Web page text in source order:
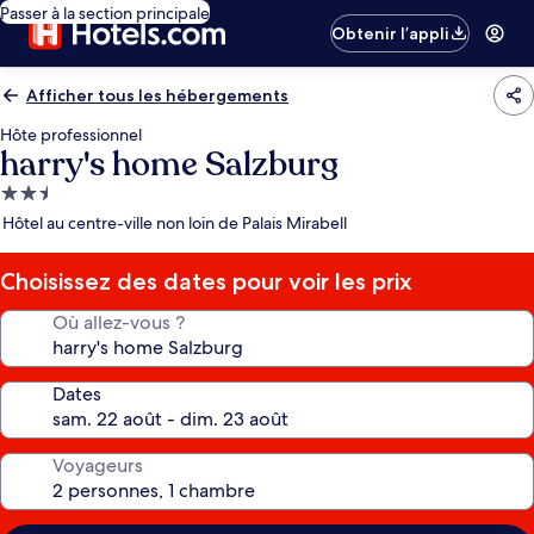
Passer à la section principale
Obtenir l’appli
Afficher tous les hébergements
Hôte professionnel
harry's home Salzburg
Hébergement
2.5 étoiles
Hôtel au centre-ville non loin de Palais Mirabell
Choisissez des dates pour voir les prix
Où allez-vous ?
Dates
Voyageurs